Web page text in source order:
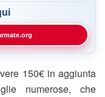
150€ in aggiunta
numerose, che